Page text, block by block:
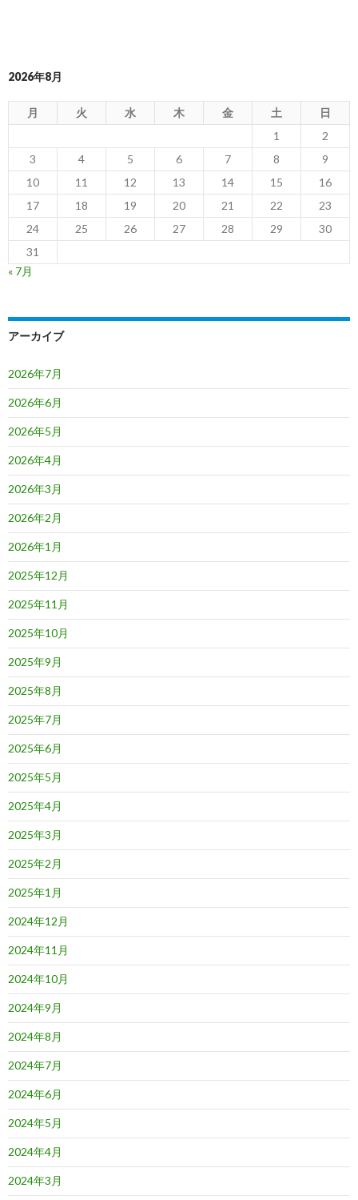
2026年8月
月 火 水 木 金 土
日
1
2
3
4 5 6 7 8
9
10
11 12 13 14 15
16
17
18 19 20 21 22
23
24
25 26 27 28 29
30
31
« 7月
アーカイブ
2026年7月
2026年6月
2026年5月
2026年4月
2026年3月
2026年2月
2026年1月
2025年12月
2025年11月
2025年10月
2025年9月
2025年8月
2025年7月
2025年6月
2025年5月
2025年4月
2025年3月
2025年2月
2025年1月
2024年12月
2024年11月
2024年10月
2024年9月
2024年8月
2024年7月
2024年6月
2024年5月
2024年4月
2024年3月